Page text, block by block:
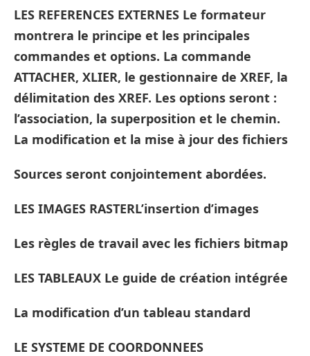
LES REFERENCES EXTERNES Le formateur
montrera le principe et les principales
commandes et options. La commande
ATTACHER, XLIER, le gestionnaire de XREF, la
délimitation des XREF. Les options seront :
l’association, la superposition et le chemin.
La modification et la mise à jour des fichiers
Sources seront conjointement abordées.
LES IMAGES RASTERL’insertion d’images
Les règles de travail avec les fichiers bitmap
LES TABLEAUX Le guide de création intégrée
La modification d’un tableau standard
LE SYSTEME DE COORDONNEES